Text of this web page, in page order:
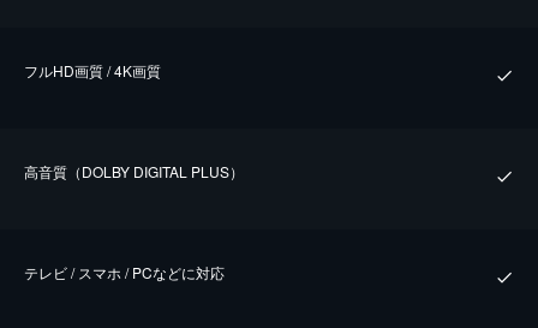
フルHD画質 / 4K画質
⾼⾳質（DOLBY DIGITAL PLUS）
テレビ / スマホ / PCなどに対応